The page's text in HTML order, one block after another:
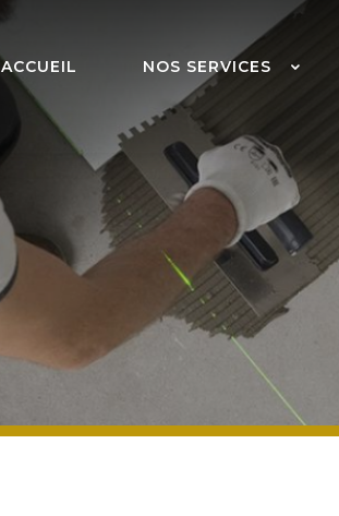
ACCUEIL NOS SERVICES